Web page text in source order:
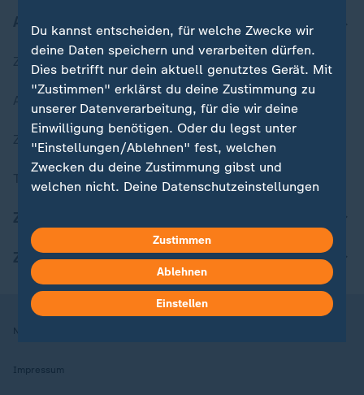
Aktuell bei ZDFheute
Zuletzt veröffentlicht
Aktuelle Sendungs-Videos
ZDFheute Stories
Themen im Überblick
ZDFheute Apps
Nutzungsbedingungen
Impressum
Du kannst entscheiden, für welche Zwecke wir
deine Daten speichern und verarbeiten dürfen.
Dies betrifft nur dein aktuell genutztes Gerät. Mit
"Zustimmen" erklärst du deine Zustimmung zu
unserer Datenverarbeitung, für die wir deine
Einwilligung benötigen. Oder du legst unter
"Einstellungen/Ablehnen" fest, welchen
Zwecken du deine Zustimmung gibst und
welchen nicht. Deine Datenschutzeinstellungen
in deinen Einstellungen widerrufen oder ändern.
Hier findest du das Impressum.
Weitere Informationen findest du in unserer
Datenschutzerklärung.
Zustimmen
Ablehnen
Einstellen